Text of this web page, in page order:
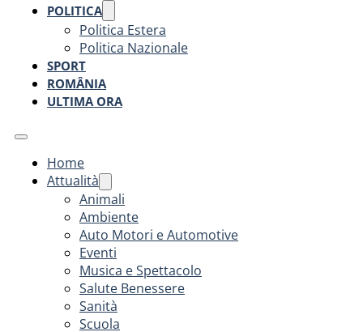
POLITICA
Politica Estera
Politica Nazionale
SPORT
ROMÂNIA
ULTIMA ORA
Home
Attualità
Animali
Ambiente
Auto Motori e Automotive
Eventi
Musica e Spettacolo
Salute Benessere
Sanità
Scuola